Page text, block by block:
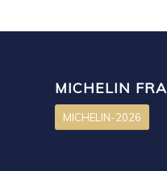
MICHELIN
MICHELIN-2026